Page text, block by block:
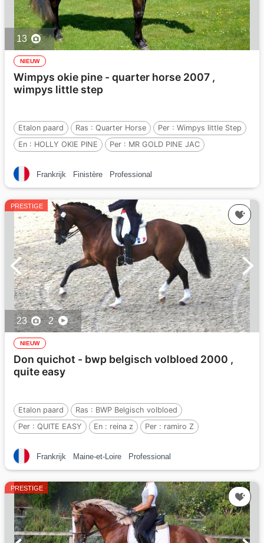
13
NIEUW
Wimpys okie pine - quarter horse 2007 ,
wimpys little step
Etalon paard Ras : Quarter Horse Per : Wimpys little Step
En : HOLLY OKIE PINE Per : MR GOLD PINE JAC
Frankrijk Finistère Professional
PRESTIGE
23 2
NIEUW
Don quichot - bwp belgisch volbloed 2000 ,
quite easy
Etalon paard Ras : BWP Belgisch volbloed
Per : QUITE EASY En : reina z Per : ramiro Z
Frankrijk Maine-et-Loire Professional
PRESTIGE